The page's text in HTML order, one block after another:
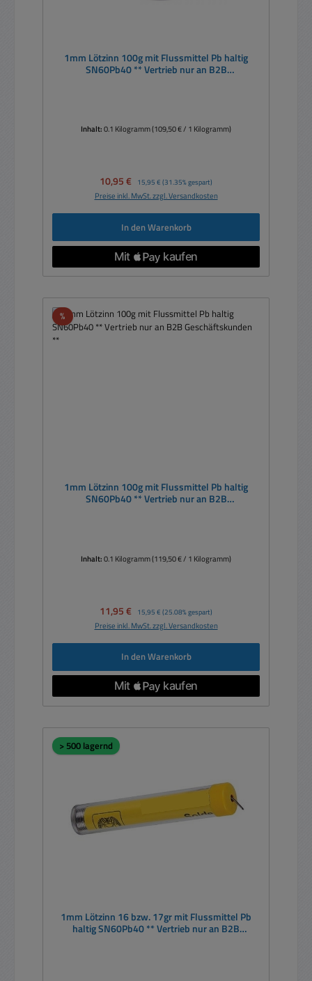
1mm Lötzinn 100g mit Flussmittel Pb haltig
SN60Pb40 ** Vertrieb nur an B2B
Inhalt:0.1 Kilogramm(109,50 € / 1 Kilogramm)
Verkaufspreis:
10,95 € Regulärer Preis:
15,95 € (31.35% gespart)
Preise inkl. MwSt. zzgl. Versandkosten
In den Warenkorb
%Rabatt
1mm Lötzinn 100g mit Flussmittel Pb haltig
SN60Pb40 ** Vertrieb nur an B2B
Inhalt:0.1 Kilogramm(119,50 € / 1 Kilogramm)
Verkaufspreis:
11,95 € Regulärer Preis:
15,95 € (25.08% gespart)
Preise inkl. MwSt. zzgl. Versandkosten
In den Warenkorb
> 500 lagernd
1mm Lötzinn 16 bzw. 17gr mit Flussmittel Pb
haltig SN60Pb40 ** Vertrieb nur an B2B